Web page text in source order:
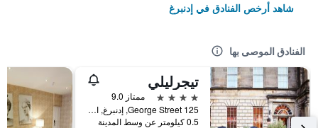
شاهد أرخص الفنادق في إدنبرغ
الفنادق الموصى بها
تيجرليلي
4 نجوم
ممتاز 9.0
125 George Street, إدنبرغ, المملكة المتحدة
0.5 كيلومتر عن وسط المدينة